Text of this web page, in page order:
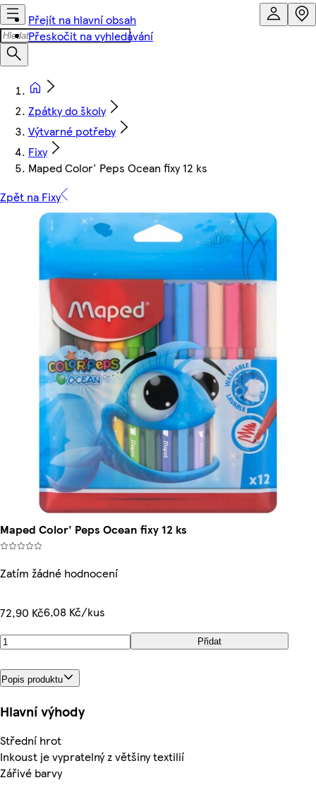
Přejít na hlavní obsah
Přeskočit na vyhledávání
Zpátky do školy
Výtvarné potřeby
Fixy
Maped Color' Peps Ocean fixy 12 ks
Zpět na Fixy
Maped Color' Peps Ocean fixy 12 ks
Zatím žádné hodnocení
72,90 Kč6,08 Kč/kus
Přidat
Popis produktu
Hlavní výhody
Střední hrot
Inkoust je vypratelný z většiny textilií
Zářivé barvy